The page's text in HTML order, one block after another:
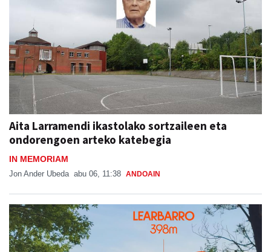
Aita Larramendi ikastolako sortzaileen eta
ondorengoen arteko katebegia
IN MEMORIAM
Jon Ander Ubeda abu 06, 11:38 ANDOAIN